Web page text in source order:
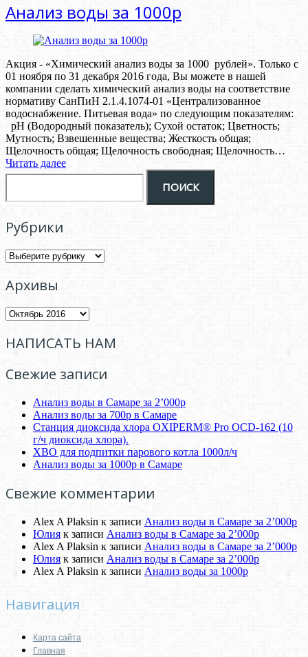
Анализ воды за 1000р
Акция - «Химический анализ воды за 1000 рублей». Только c
01 ноября по 31 декабря 2016 года, Вы можете в нашей
компании сделать химический анализ воды на соответствие
нормативу СанПиН 2.1.4.1074-01 «Централизованное
водоснабжение. Питьевая вода» по следующим показателям:
pH (Водородный показатель); Сухой остаток; Цветность;
Мутность; Взвешенные вещества; Жесткость общая;
Щелочность общая; Щелочность свободная; Щелочность…
Читать далее
Рубрики
Рубрики
Архивы
Архивы
НАПИСАТЬ НАМ
Свежие записи
Анализ воды в Самаре за 2’000р
Анализ воды за 700р в Самаре
Станция диоксида хлора OXIPERM® Pro OCD-162 (10
г/ч диоксида хлора).
ХВО для подпитки парового котла 1000л/ч
Анализ воды за 1000р в Самаре
Свежие комментарии
Alex A Plaksin к записи Анализ воды в Самаре за 2’000р
Юлия к записи Анализ воды в Самаре за 2’000р
Alex A Plaksin к записи Анализ воды в Самаре за 2’000р
Юлия к записи Анализ воды в Самаре за 2’000р
Alex A Plaksin к записи Анализ воды за 1000р
Навигация
Карта сайта
Главная